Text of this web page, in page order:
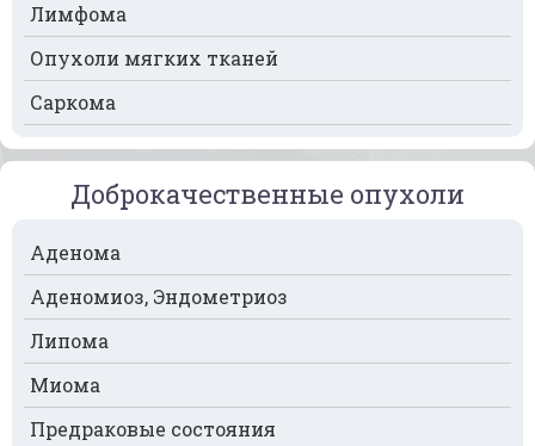
Рак молочной железы
Рак мочевого пузыря
Рак носа
Рак печени
Рак пищевода
Рак поджелудочной железы
Рак предстательной железы
Рак почек
Рак селезёнки
Рак сердца
Лимфома
Опухоли мягких тканей
Саркома
Доброкачественные опухоли
Аденома
Аденомиоз, Эндометриоз
Липома
Миома
Предраковые состояния